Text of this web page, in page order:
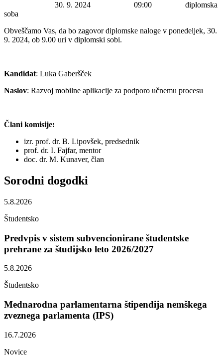
30. 9. 2024 09:00
diplomska
soba
Obveščamo Vas, da bo zagovor diplomske naloge v ponedeljek, 30.
9. 2024, ob 9.00 uri v diplomski sobi.
Kandidat: Luka Gaberšček
Naslov: Razvoj mobilne aplikacije za podporo učnemu procesu
Člani komisije:
izr. prof. dr. B. Lipovšek, predsednik
prof. dr. I. Fajfar, mentor
doc. dr. M. Kunaver, član
Sorodni dogodki
5.8.2026
Študentsko
Predvpis v sistem subvencionirane študentske
prehrane za študijsko leto 2026/2027
5.8.2026
Študentsko
Mednarodna parlamentarna štipendija nemškega
zveznega parlamenta (IPS)
16.7.2026
Novice